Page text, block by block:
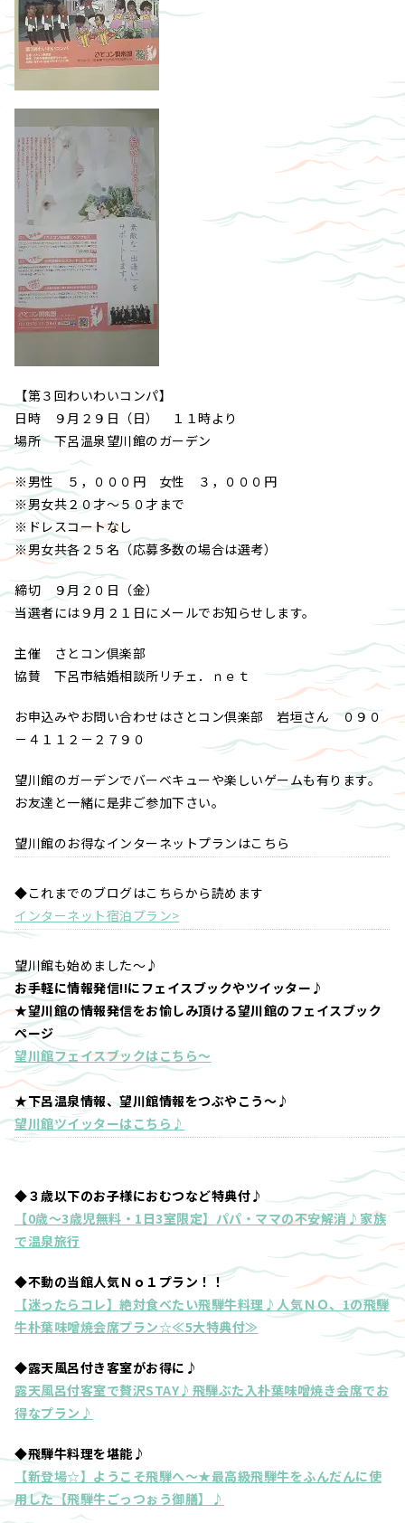
【第３回わいわいコンパ】
日時 ９月２９日（日） １１時より
場所 下呂温泉望川館のガーデン
※男性 ５，０００円 女性 ３，０００円
※男女共２０才～５０才まで
※ドレスコートなし
※男女共各２５名（応募多数の場合は選考）
締切 ９月２０日（金）
当選者には９月２１日にメールでお知らせします。
主催 さとコン倶楽部
協賛 下呂市結婚相談所リチェ．ｎｅｔ
お申込みやお問い合わせはさとコン倶楽部 岩垣さん ０９０
－４１１２－２７９０
望川館のガーデンでバーベキューや楽しいゲームも有ります。
お友達と一緒に是非ご参加下さい。
望川館のお得なインターネットプランはこちら
◆これまでのブログはこちらから読めます
インターネット宿泊プラン>
望川館も始めました～♪
お手軽に情報発信!!にフェイスブックやツイッター♪
★望川館の情報発信をお愉しみ頂ける望川館のフェイスブック
ページ
望川館フェイスブックはこちら～
★下呂温泉情報、望川館情報をつぶやこう～♪
望川館ツイッターはこちら♪
◆３歳以下のお子様におむつなど特典付♪
【0歳～3歳児無料・1日3室限定】パパ・ママの不安解消♪家族
で温泉旅行
◆不動の当館人気Ｎｏ１プラン！！
【迷ったらコレ】絶対食べたい飛騨牛料理♪人気ＮＯ、1の飛騨
牛朴葉味噌焼会席プラン☆≪5大特典付≫
◆露天風呂付き客室がお得に♪
露天風呂付客室で贅沢STAY♪飛騨ぶた入朴葉味噌焼き会席でお
得なプラン♪
◆飛騨牛料理を堪能♪
【新登場☆】ようこそ飛騨へ～★最高級飛騨牛をふんだんに使
用した【飛騨牛ごっつぉう御膳】♪